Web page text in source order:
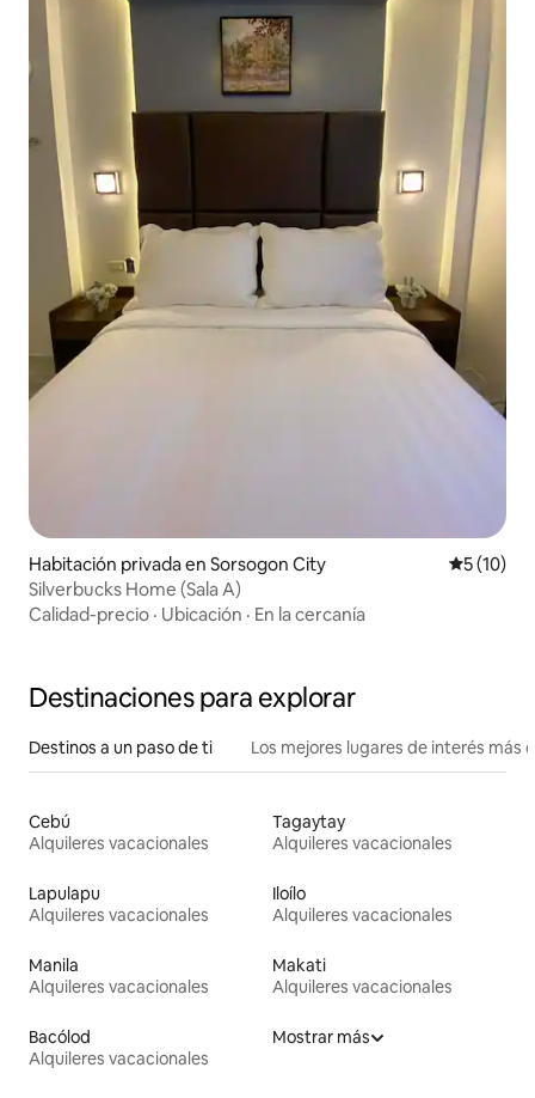
Habitación privada en Sorsogon City
5 (10)
Silverbucks Home (Sala A)
Calidad-precio · Ubicación · En la cercanía
Destinaciones para explorar
Destinos a un paso de ti Los mejores lugares de interés más
Cebú
Alquileres vacacionales
Tagaytay
Alquileres vacacionales
Lapulapu
Alquileres vacacionales
Iloílo
Alquileres vacacionales
Manila
Alquileres vacacionales
Makati
Alquileres vacacionales
Bacólod
Alquileres vacacionales
Mostrar más